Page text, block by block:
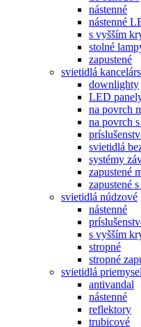
nástenné
nástenné
s vyšším
stolné
zapustené
svietidlá
downlighty
LED
na povrch
na povrch
svietidlá
systémy
zapustené
zapustené
svietidlá núdzové
nástenné
s vyšším
stropné
stropné
svietidlá
antivandal
nástenné
reflektory
trubicové